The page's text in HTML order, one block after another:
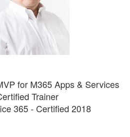
for M365 Apps & Services
Trainer
365 - Certified 2018